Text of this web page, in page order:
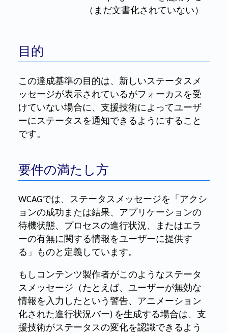
（まだ文書化されていない）
目的
この達成基準の目的は、新しいステータスメ
ッセージが表示されているがフォーカスを受
けていない場合に、支援技術によってユーザ
ーにステータスを通知できるようにすること
です。
要件の満たし方
WCAGでは、ステータスメッセージを「アクシ
ョンの成功または結果、アプリケーションの
待機状態、プロセスの進行状況、またはエラ
ーの有無に関する情報をユーザーに提供す
る」ものと定義しています。
もしコンテンツ製作者がこのようなステータ
スメッセージ（たとえば、ユーザーが無効な
情報を入力したという警告、アニメーション
化された進行状況バー) を生成する場合は、支
援技術がステータスの変化を認識できるよう